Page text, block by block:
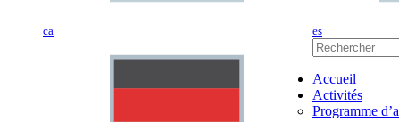
ca es
Accueil
Activités
Programme